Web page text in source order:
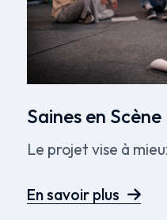
Saines en Scène
Le projet vise à
En savoir plus